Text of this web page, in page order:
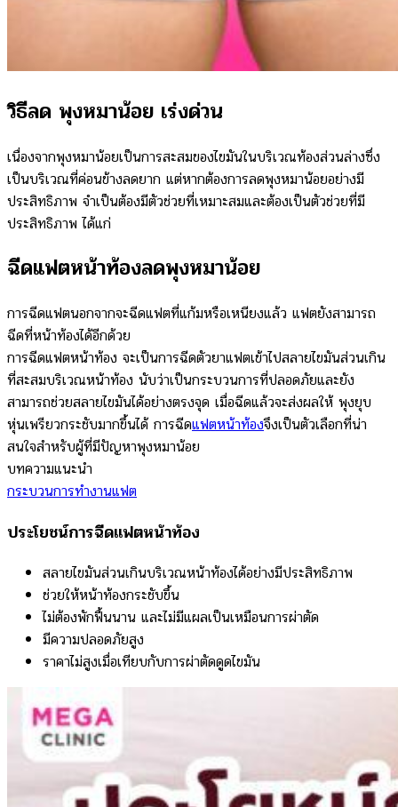
วิธีลด พุงหมาน้อย เร่งด่วน
เนื่องจากพุงหมาน้อยเป็นการสะสมของไขมันในบริเวณท้องส่วนล่างซึ่ง
เป็นบริเวณที่ค่อนข้างลดยาก แต่หากต้องการลดพุงหมาน้อยอย่างมี
ประสิทธิภาพ จำเป็นต้องมีตัวช่วยที่เหมาะสมและต้องเป็นตัวช่วยที่มี
ประสิทธิภาพ ได้แก่
ฉีดแฟตหน้าท้องลดพุงหมาน้อย
การฉีดแฟตนอกจากจะฉีดแฟตที่แก้มหรือเหนียงแล้ว แฟตยังสามารถ
ฉีดที่หน้าท้องได้อีกด้วย
การฉีดแฟตหน้าท้อง จะเป็นการฉีดตัวยาแฟตเข้าไปสลายไขมันส่วนเกิน
ที่สะสมบริเวณหน้าท้อง นับว่าเป็นกระบวนการที่ปลอดภัยและยัง
สามารถช่วยสลายไขมันได้อย่างตรงจุด เมื่อฉีดแล้วจะส่งผลให้ พุงยุบ
หุ่นเพรียวกระชับมากขึ้นได้ การฉีดแฟตหน้าท้องจึงเป็นตัวเลือกที่น่า
สนใจสำหรับผู้ที่มีปัญหาพุงหมาน้อย
บทความแนะนำ
กระบวนการทำงานแฟต
ประโยชน์การฉีดแฟตหน้าท้อง
สลายไขมันส่วนเกินบริเวณหน้าท้องได้อย่างมีประสิทธิภาพ
ช่วยให้หน้าท้องกระชับขึ้น
ไม่ต้องพักฟื้นนาน และไม่มีแผลเป็นเหมือนการผ่าตัด
มีความปลอดภัยสูง
ราคาไม่สูงเมื่อเทียบกับการผ่าตัดดูดไขมัน